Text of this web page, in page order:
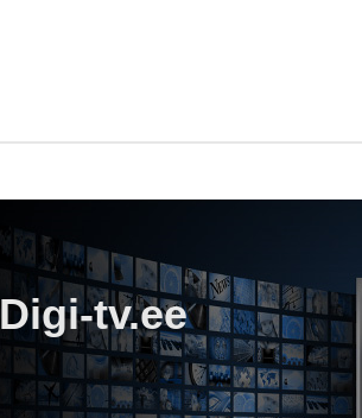
Digi-tv.ee